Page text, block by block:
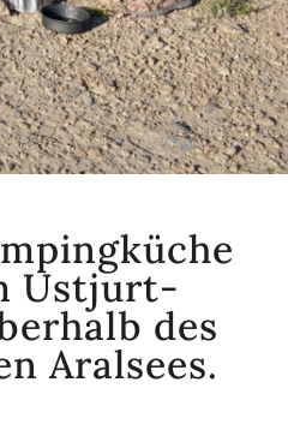
Ustjurt-
des
Aralsees.